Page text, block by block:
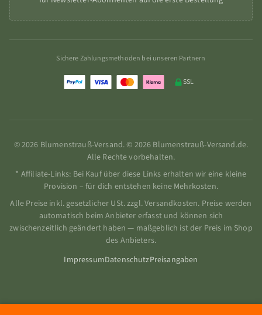
Sichere Zahlungsmethoden bei unseren Partnern
SSL
© 2026 Blumenstrauß-Versand. © 2026 Blumenstrauß-Versand.de.
Alle Rechte vorbehalten.
* Affiliate-Links: Bei Kauf über diese Links erhalten wir eine kleine
Provision – für dich entstehen keine Mehrkosten.
Alle Preise inkl. gesetzlicher USt. zzgl. Versandkosten. Preise werden
automatisch beim Anbieter erfasst und können sich
zwischenzeitlich geändert haben — maßgeblich ist der Preis im Shop
des Anbieters.
ImpressumDatenschutzPreisangaben